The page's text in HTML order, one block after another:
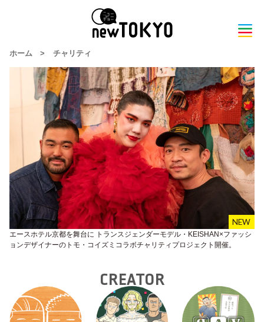
ホーム > チャリティ
エースホテル京都を舞台に トランスジェンダーモデル・KEISHAN×ファッシ
ョンデザイナーのトモ・コイズミコラボチャリティプロジェクト開催。
CREATOR